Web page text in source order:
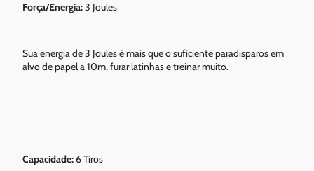
Força/Energia:3 Joules
Sua energia de 3 Joules é mais que o suficiente paradisparos em
alvo de papel a 10m, furar latinhas e treinar muito.
Capacidade: 6 Tiros